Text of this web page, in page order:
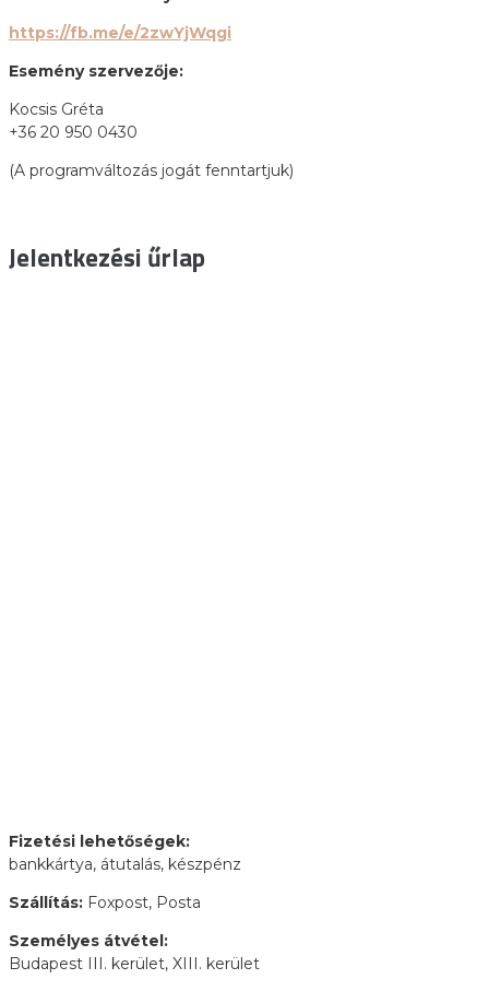
https://fb.me/e/2zwYjWqgi
Esemény szervezője:
Kocsis Gréta
+36 20 950 0430
(A programváltozás jogát fenntartjuk)
Jelentkezési űrlap
Fizetési lehetőségek:
bankkártya, átutalás, készpénz
Szállítás: Foxpost, Posta
Személyes átvétel:
Budapest III. kerület, XIII. kerület